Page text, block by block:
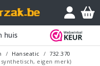
huis
Hanseatic
732.370
eigen merk)
Vraagje?